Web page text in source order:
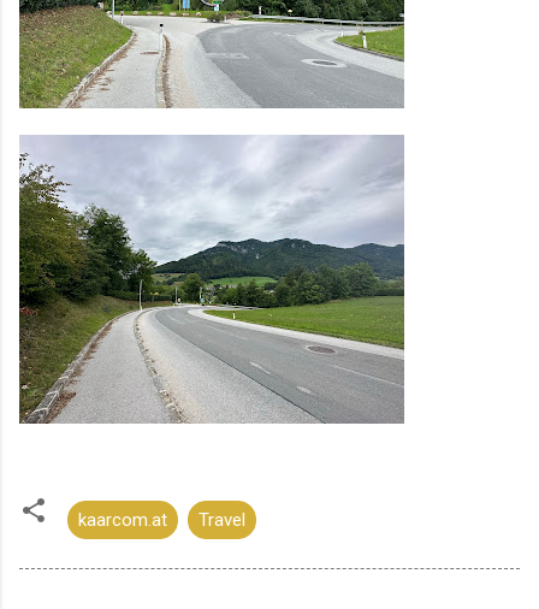
kaarcom.at Travel